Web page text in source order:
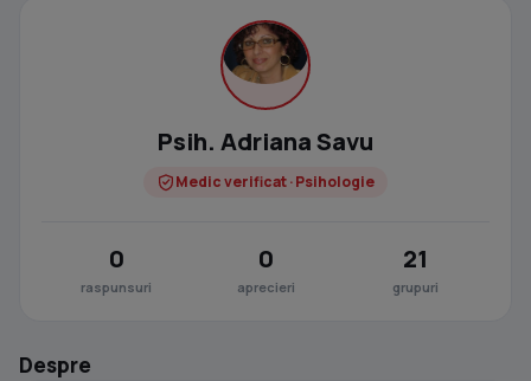
Psih. Adriana Savu
Medic verificat · Psihologie
0
raspunsuri
0
aprecieri
21
grupuri
Despre